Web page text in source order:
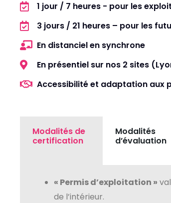
1 jour / 7 heures - pour les
3 jours / 21 heures – pour les
En distanciel en synchrone
En présentiel sur nos 2 sites
Accessibilité et adaptation aux
Modalités de
certification
Modalités
d’évaluation
« Permis d’exploitation »
de l’intérieur.